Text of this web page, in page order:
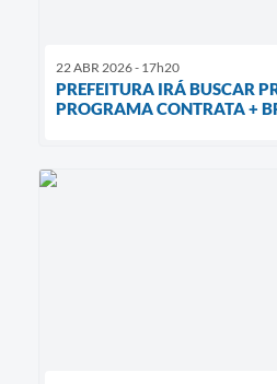
22 ABR 2026 - 17h20
PREFEITURA IRÁ BUSCAR
PROGRAMA CONTRATA +